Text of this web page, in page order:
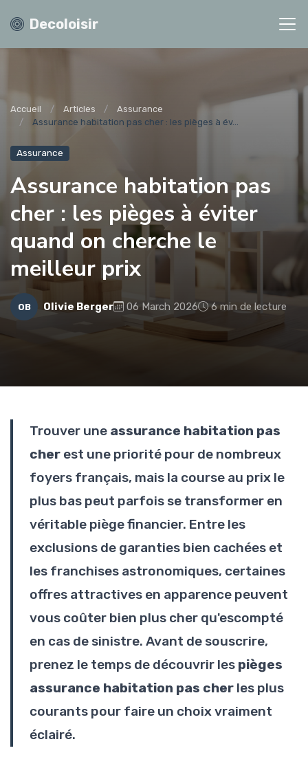
Decoloisir
Accueil Articles
Assurance
Assurance habitation pas cher : les pièges à év...
Assurance
Assurance habitation pas
cher : les pièges à éviter
quand on cherche le
meilleur prix
OB Olivie Berger 06 March 2026 6 min de lecture
Trouver une assurance habitation pas
cher est une priorité pour de nombreux
foyers français, mais la course au prix le
plus bas peut parfois se transformer en
véritable piège financier. Entre les
exclusions de garanties bien cachées et
les franchises astronomiques, certaines
offres attractives en apparence peuvent
vous coûter bien plus cher qu'escompté
en cas de sinistre. Avant de souscrire,
prenez le temps de découvrir les pièges
assurance habitation pas cher les plus
courants pour faire un choix vraiment
éclairé.